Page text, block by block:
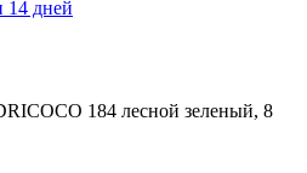
14 дней
184 лесной зеленый, 8